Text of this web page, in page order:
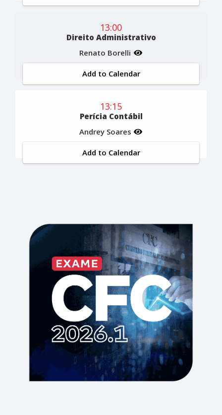
13:00
Direito Administrativo
Renato Borelli
Add to Calendar
13:15
Perícia Contábil
Andrey Soares
Add to Calendar